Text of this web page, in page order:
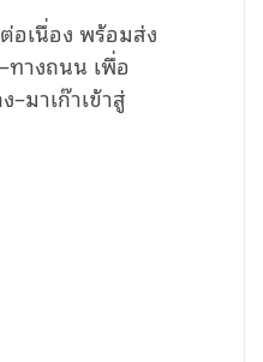
อเนื่อง พร้อมส่ง
ทางถนน เพื่อ
มาเก๊าเข้าสู่